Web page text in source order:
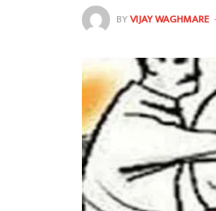
BYVIJAY WAGHMARE